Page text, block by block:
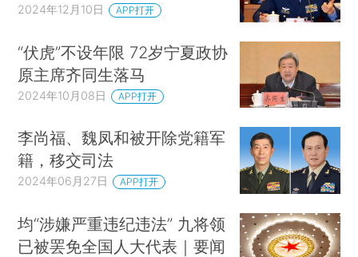
2024年12月10日 APP打开
“伏虎”不设年限 72岁宁夏政协
原主席齐同生落马
2024年10月08日 APP打开
李尚福、魏凤和被开除党籍军
籍，移交司法
2024年06月27日 APP打开
均“涉嫌严重违纪违法” 九将领
已被罢免全国人大代表｜要闻